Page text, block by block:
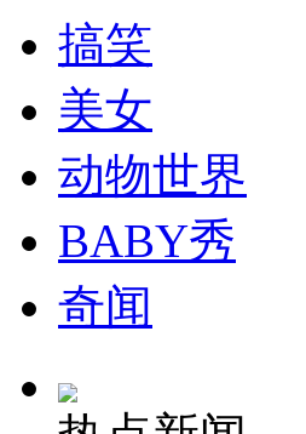
司机酒驾遇交警 急速倒车逃窜
搞笑
美女
动物世界
BABY秀
奇闻